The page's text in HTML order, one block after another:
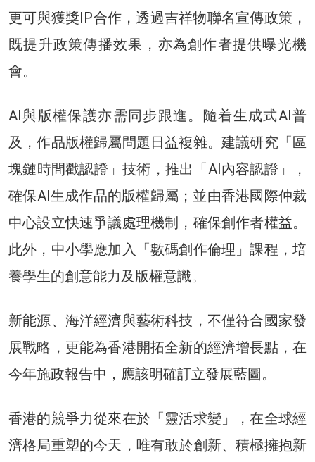
更可與獲獎IP合作，透過吉祥物聯名宣傳政策，
既提升政策傳播效果，亦為創作者提供曝光機
會。
AI與版權保護亦需同步跟進。隨着生成式AI普
及，作品版權歸屬問題日益複雜。建議研究「區
塊鏈時間戳認證」技術，推出「AI內容認證」，
確保AI生成作品的版權歸屬；並由香港國際仲裁
中心設立快速爭議處理機制，確保創作者權益。
此外，中小學應加入「數碼創作倫理」課程，培
養學生的創意能力及版權意識。
新能源、海洋經濟與藝術科技，不僅符合國家發
展戰略，更能為香港開拓全新的經濟增長點，在
今年施政報告中，應該明確訂立發展藍圖。
香港的競爭力從來在於「靈活求變」，在全球經
濟格局重塑的今天，唯有敢於創新、積極擁抱新